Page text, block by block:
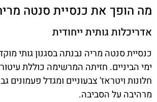
מה הופך את כנסיית סנטה
אדריכלות גותית ייחודית
כנסיית סנטה מריה נבנתה בסגנון גותי
ימי הביניים. חזיתה המרשימה כוללת
חלונות ויטראז' צבעוניים ומגדל
מרהיבה על הסביבה.